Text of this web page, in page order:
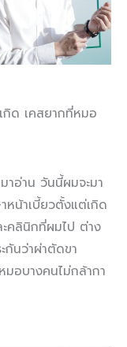
กิด เคสยากที่หมอ
อ่าน วันนี้ผมจะมา
หน้าเบี้ยวตั้งแต่เกิด
คลินิกที่ผมไป ต่าง
กันว่าผ่าตัดขา
มอบางคนไม่กล้ากา